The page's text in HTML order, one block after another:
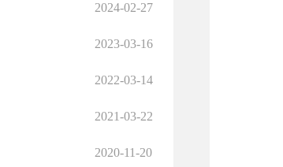
2024-02-27
2023-03-16
2022-03-14
2021-03-22
2020-11-20